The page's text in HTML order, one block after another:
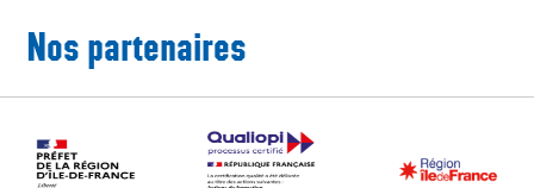
Nos partenaires